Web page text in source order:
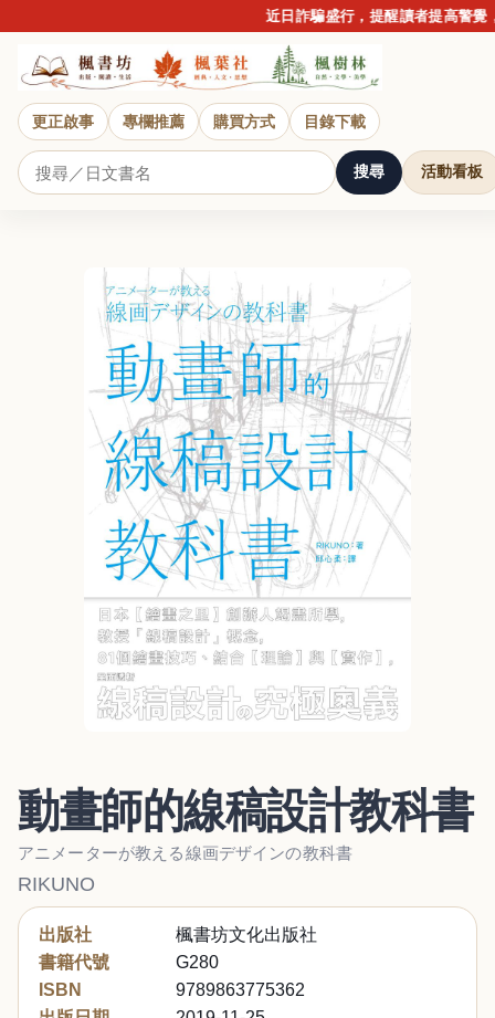
近日詐騙盛行，提醒讀者提高警覺，
更正啟事 專欄推薦 購買方式 目錄下載
搜尋 活動看板
動畫師的線稿設計教科書
アニメーターが教える線画デザインの教科書
RIKUNO
出版社
楓書坊文化出版社
書籍代號
G280
ISBN
9789863775362